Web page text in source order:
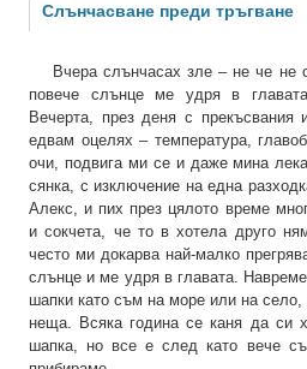
Слънчасване преди тръгване
Вчера слънчасах зле – не че не
повече слънце ме удря в
Вечерта, през деня с прекъсвания
едвам оцелях – температура,
очи, подвига ми се и даже мина
сянка, с изключение на една
Алекс, и пих през цялото време
и сокчета, че то в хотела друго
често ми докарва най-малко
слънце и ме удря в главата.
шапки като съм на море или на село,
неща. Всяка година се каня да си
шапка, но все е след като вече